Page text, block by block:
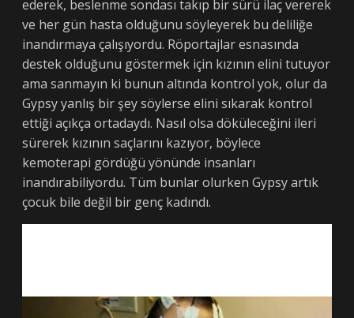
ederek, beslenme sondası takıp bir sürü ilaç vererek
ve her gün hasta olduğunu söyleyerek bu deliliğe
inandırmaya çalışıyordu. Röportajlar esnasında
destek olduğunu göstermek için kızının elini tutuyor
ama sanmayın ki bunun altında kontrol yok, olur da
Gypsy yanlış bir şey söylerse elini sıkarak kontrol
ettiği açıkça ortadaydı. Nasıl olsa döküleceğini ileri
sürerek kızının saçlarını kazıyor, böylece
kemoterapi gördüğü yönünde insanları
inandırabiliyordu. Tüm bunlar olurken Gypsy artık
çocuk bile değil bir genç kadındı.